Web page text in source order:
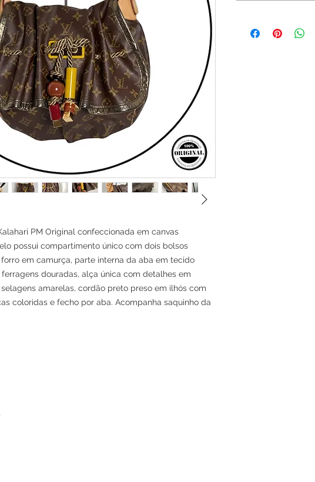
PM Original confeccionada em canvas
possui compartimento único com dois bolsos
em camurça, parte interna da aba em tecido
douradas, alça única com detalhes em
amarelas, cordão preto preso em ilhós com
coloridas e fecho por aba. Acompanha saquinho da